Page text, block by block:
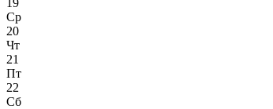
Ср
20
Чт
21
Пт
22
Сб